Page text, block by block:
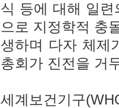
식 등에 대해 일
으로 지정학적 충
생하며 다자 체제
총회가 진전을 거
세계보건기구